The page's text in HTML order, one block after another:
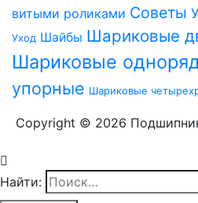
витыми роликами Советы
Уход Шайбы Шариковые
Шариковые
упорные Шариковые
Copyright © 2026
Найти: